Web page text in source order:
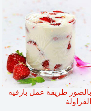
بالصور طريقة عمل بارفيه
الفراولة